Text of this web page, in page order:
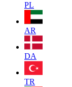
PL
AR
DA
TR